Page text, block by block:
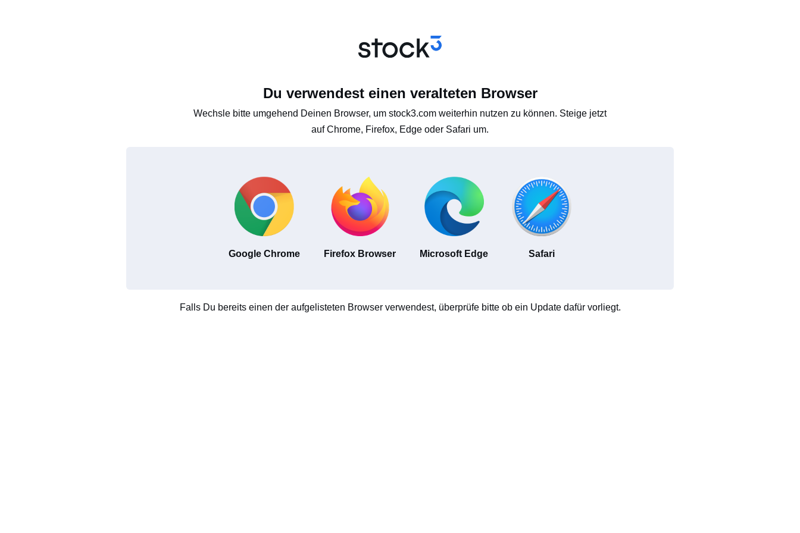
Du verwendest einen veralteten Browser
Wechsle bitte umgehend Deinen Browser, um stock3.com weiterhin nutzen zu können. Steige jetzt
auf Chrome, Firefox, Edge oder Safari um.
Google Chrome Firefox Browser Microsoft Edge Safari
Falls Du bereits einen der aufgelisteten Browser verwendest, überprüfe bitte ob ein Update dafür vorliegt.